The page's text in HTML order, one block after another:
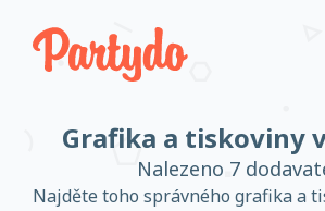
Grafika a tiskoviny
Nalezeno 7
Najděte toho správného grafika a